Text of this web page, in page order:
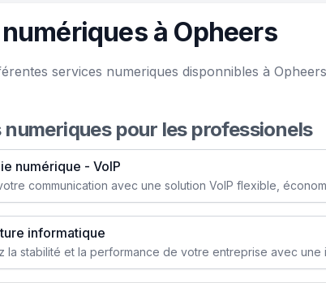
à Opheers
services numeriques disponnibles à
numeriques pour les professionels
numérique - VoIP
informatique